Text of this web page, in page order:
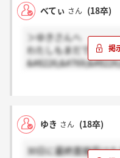
べてぃ さん (18卒)
＞ゆきさんへ
わたしもまだです(。
ゆき さん (18卒)
30日に最終面接受け